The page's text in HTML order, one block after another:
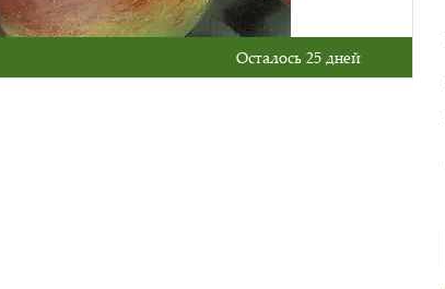
Осталось 25 дней